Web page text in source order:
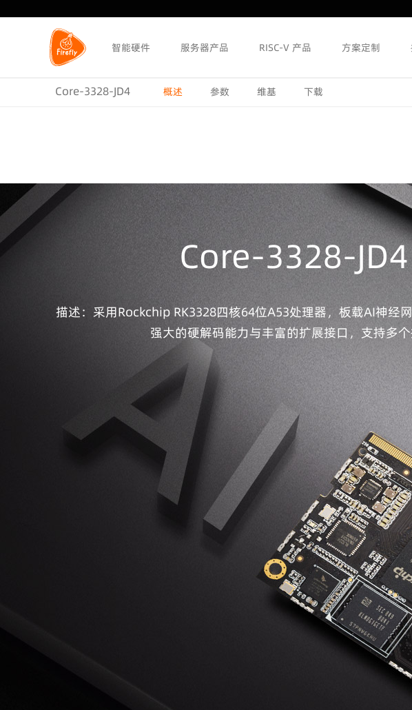
智能硬件 服务器产品 RISC-V 产品 方案定制
Core-3328-JD4 概述 参数 维基 下载
Core-3328-
描述：采用Rockchip RK3328四核64位A53处理器，板载AI神经
强大的硬解码能力与丰富的扩展接口，支持多